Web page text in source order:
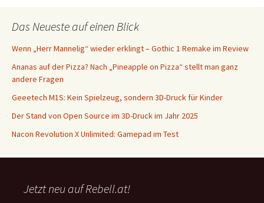
Das Neueste auf einen Blick
Wenn „Herr Mannelig“ wieder erklingt – Gothic 1 Remake im Review
Ananas auf der Pizza? Nach „Pineapple on Pizza“ stellt man ganz
andere Fragen
Geeetech M1S: Kein Spielzeug, sondern 3D-Druck für Kinder
Der Stand von Open Source im 3D-Druck im Jahr 2025
Nacon Revolution X Unlimited: Gamepad im Test
Jetzt neu auf Rebell.at!